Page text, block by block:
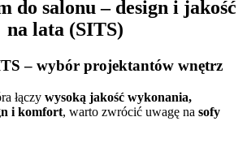
do salonu – design i jakość
na lata (SITS)
– wybór projektantów wnętrz
łączy wysoką jakość wykonania,
i komfort, warto zwrócić uwagę na sofy